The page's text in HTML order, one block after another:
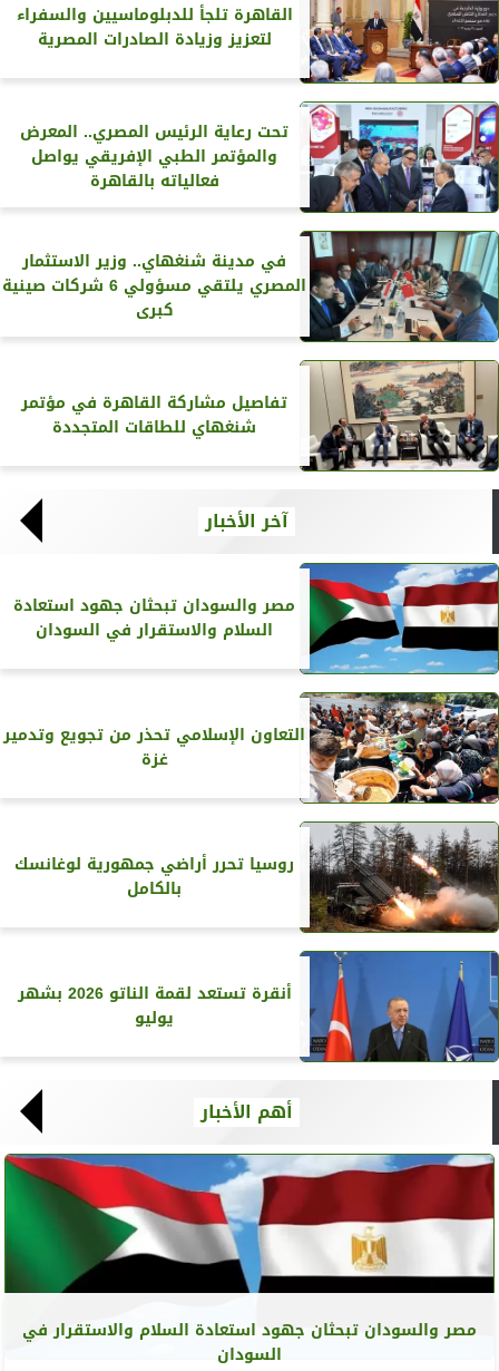
القاهرة تلجأ للدبلوماسيين والسفراء
لتعزيز وزيادة الصادرات المصرية
تحت رعاية الرئيس المصري.. المعرض
والمؤتمر الطبي الإفريقي يواصل
فعالياته بالقاهرة
في مدينة شنغهاي.. وزير الاستثمار
المصري يلتقي مسؤولي 6 شركات صينية
كبرى
تفاصيل مشاركة القاهرة في مؤتمر
شنغهاي للطاقات المتجددة
آخر الأخبار
مصر والسودان تبحثان جهود استعادة
السلام والاستقرار في السودان
التعاون الإسلامي تحذر من تجويع وتدمير
غزة
روسيا تحرر أراضي جمهورية لوغانسك
بالكامل
أنقرة تستعد لقمة الناتو 2026 بشهر
يوليو
أهم الأخبار
مصر والسودان تبحثان جهود استعادة السلام والاستقرار في
السودان